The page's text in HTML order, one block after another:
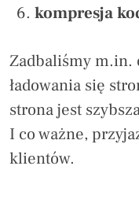
kompresja
Zadbaliśmy m.in.
ładowania się
strona jest
I co ważne,
klientów.